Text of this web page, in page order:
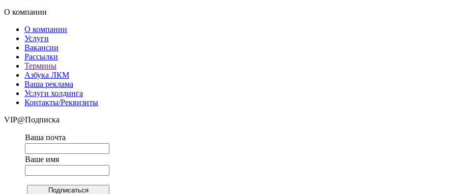
О компании
О компании
Услуги
Вакансии
Рассылки
Термины
Азбука ЛКМ
Ваша реклама
Услуги холдинга
Контакты/Реквизиты
VIP@Подписка
Ваша почта
Ваше имя